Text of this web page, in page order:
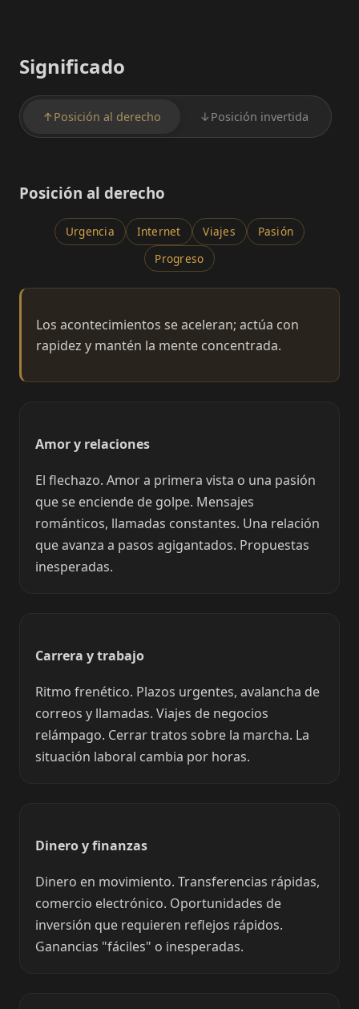
Significado
↑ Posición al derecho ↓ Posición invertida
Posición al derecho
Urgencia Internet Viajes
Pasión
Progreso
Los acontecimientos se aceleran; actúa con
rapidez y mantén la mente concentrada.
Amor y relaciones
El flechazo. Amor a primera vista o una pasión
que se enciende de golpe. Mensajes
románticos, llamadas constantes. Una relación
que avanza a pasos agigantados. Propuestas
inesperadas.
Carrera y trabajo
Ritmo frenético. Plazos urgentes, avalancha de
correos y llamadas. Viajes de negocios
relámpago. Cerrar tratos sobre la marcha. La
situación laboral cambia por horas.
Dinero y finanzas
Dinero en movimiento. Transferencias rápidas,
comercio electrónico. Oportunidades de
inversión que requieren reflejos rápidos.
Ganancias "fáciles" o inesperadas.